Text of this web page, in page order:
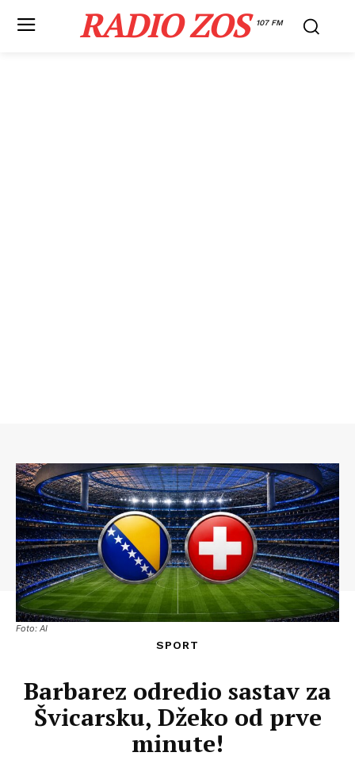
RADIO ZOS 107 FM
Foto: AI
SPORT
Barbarez odredio sastav za
Švicarsku, Džeko od prve
minute!